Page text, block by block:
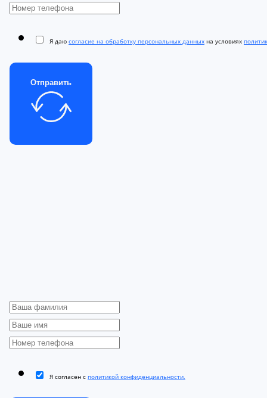
Я даю согласие на обработку персональных данных на условиях
Отправить
Я согласен с политикой конфиденциальности.